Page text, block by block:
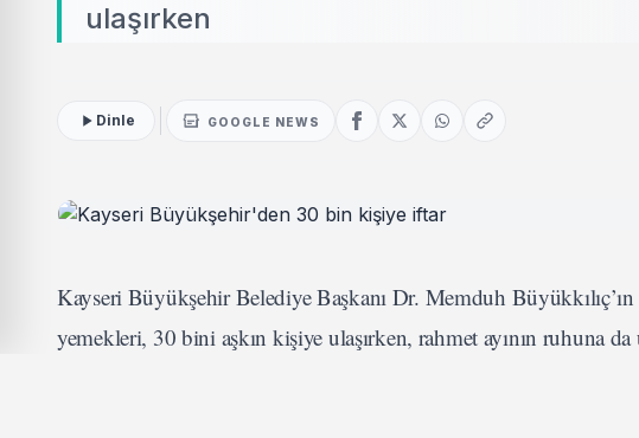
ulaşırken
Dinle GOOGLE NEWS
Kayseri Büyükşehir Belediye Başkanı Dr. Memduh
yemekleri, 30 bini aşkın kişiye ulaşırken, rahmet ayının ruhuna